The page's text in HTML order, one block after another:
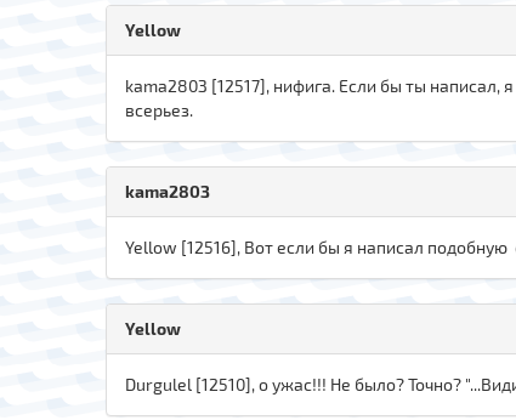
Yellow
kаma280З [12517], нифига. Если бы ты написал,
всерьез.
kаma280З
Yellow [12516], Вот если бы я написал
Yellow
Durgulel [12510], о ужас!!! Не было? Точно?